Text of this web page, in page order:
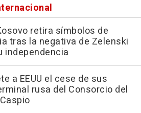
retira símbolos de
tras la negativa de Zelenski
independencia
a EEUU el cese de sus
rusa del Consorcio del